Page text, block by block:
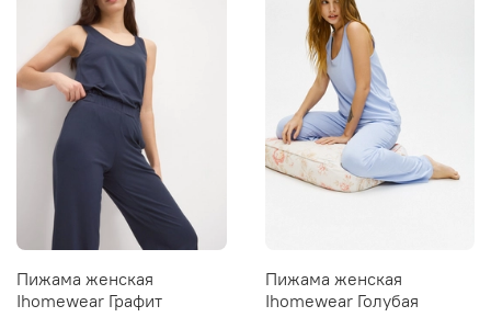
Пижама женская
Ihomewear Графит
Пижама женская
Ihomewear Голубая